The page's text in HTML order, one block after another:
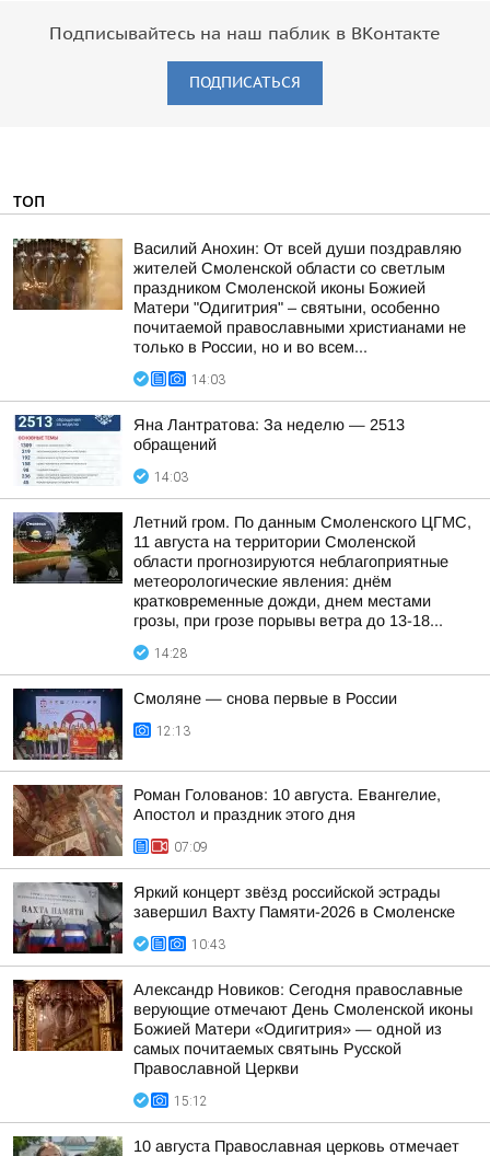
Подписывайтесь на наш паблик в ВКонтакте
ПОДПИСАТЬСЯ
ТОП
Василий Анохин: От всей души поздравляю
жителей Смоленской области со светлым
праздником Смоленской иконы Божией
Матери "Одигитрия" – святыни, особенно
почитаемой православными христианами не
только в России, но и во всем...
14:03
Яна Лантратова: За неделю — 2513
обращений
14:03
Летний гром. По данным Смоленского ЦГМС,
11 августа на территории Смоленской
области прогнозируются неблагоприятные
метеорологические явления: днём
кратковременные дожди, днем местами
грозы, при грозе порывы ветра до 13-18...
14:28
Смоляне — снова первые в России
12:13
Роман Голованов: 10 августа. Евангелие,
Апостол и праздник этого дня
07:09
Яркий концерт звёзд российской эстрады
завершил Вахту Памяти-2026 в Смоленске
10:43
Александр Новиков: Сегодня православные
верующие отмечают День Смоленской иконы
Божией Матери «Одигитрия» — одной из
самых почитаемых святынь Русской
Православной Церкви
15:12
10 августа Православная церковь отмечает